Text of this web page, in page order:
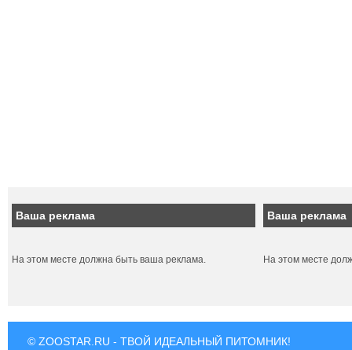
Ваша реклама
На этом месте должна быть ваша реклама.
Ваша реклама
На этом месте
© ZOOSTAR.RU - ТВОЙ ИДЕАЛЬНЫЙ ПИТОМНИК!